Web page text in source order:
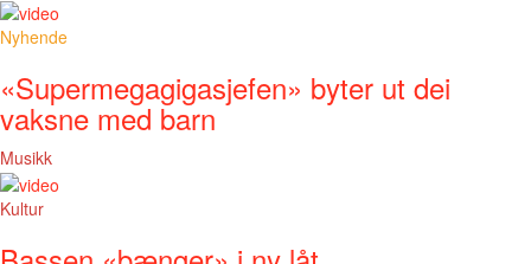
Nyhende
«Supermegagigasjefen» byter ut dei
vaksne med barn
Musikk
Kultur